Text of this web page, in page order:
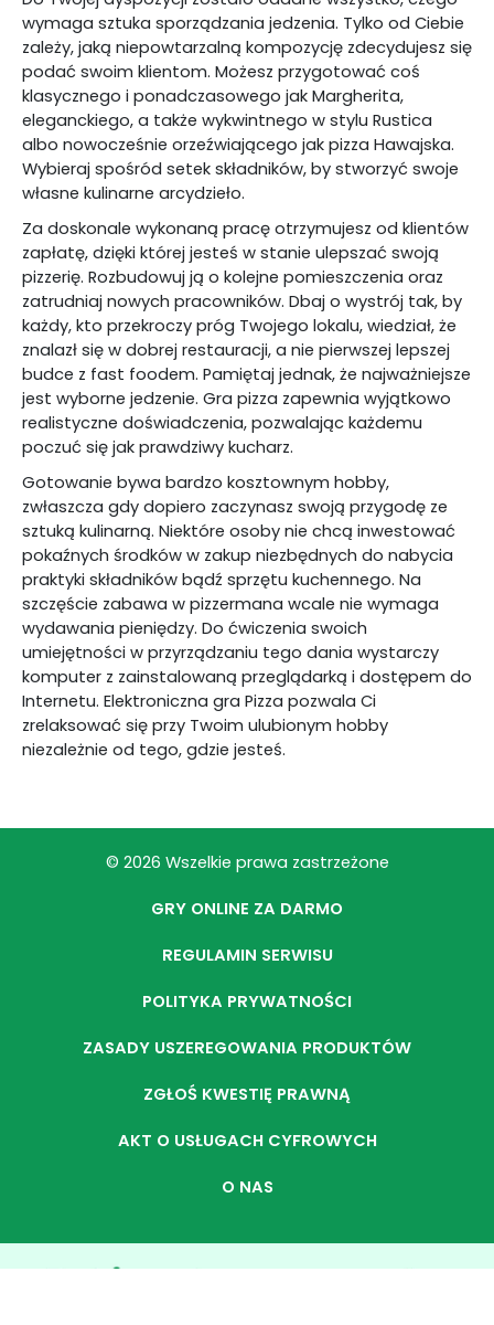
wymaga sztuka sporządzania jedzenia. Tylko od Ciebie
zależy, jaką niepowtarzalną kompozycję zdecydujesz się
podać swoim klientom. Możesz przygotować coś
klasycznego i ponadczasowego jak Margherita,
eleganckiego, a także wykwintnego w stylu Rustica
albo nowocześnie orzeźwiającego jak pizza Hawajska.
Wybieraj spośród setek składników, by stworzyć swoje
własne kulinarne arcydzieło.
Za doskonale wykonaną pracę otrzymujesz od klientów
zapłatę, dzięki której jesteś w stanie ulepszać swoją
pizzerię. Rozbudowuj ją o kolejne pomieszczenia oraz
zatrudniaj nowych pracowników. Dbaj o wystrój tak, by
każdy, kto przekroczy próg Twojego lokalu, wiedział, że
znalazł się w dobrej restauracji, a nie pierwszej lepszej
budce z fast foodem. Pamiętaj jednak, że najważniejsze
jest wyborne jedzenie. Gra pizza zapewnia wyjątkowo
realistyczne doświadczenia, pozwalając każdemu
poczuć się jak prawdziwy kucharz.
Gotowanie bywa bardzo kosztownym hobby,
zwłaszcza gdy dopiero zaczynasz swoją przygodę ze
sztuką kulinarną. Niektóre osoby nie chcą inwestować
pokaźnych środków w zakup niezbędnych do nabycia
praktyki składników bądź sprzętu kuchennego. Na
szczęście zabawa w pizzermana wcale nie wymaga
wydawania pieniędzy. Do ćwiczenia swoich
umiejętności w przyrządzaniu tego dania wystarczy
komputer z zainstalowaną przeglądarką i dostępem do
Internetu. Elektroniczna gra Pizza pozwala Ci
zrelaksować się przy Twoim ulubionym hobby
niezależnie od tego, gdzie jesteś.
© 2026 Wszelkie prawa zastrzeżone
GRY ONLINE ZA DARMO
REGULAMIN SERWISU
POLITYKA PRYWATNOŚCI
ZASADY USZEREGOWANIA PRODUKTÓW
ZGŁOŚ KWESTIĘ PRAWNĄ
AKT O USŁUGACH CYFROWYCH
O NAS